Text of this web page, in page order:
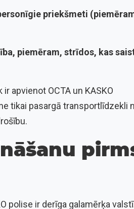
priekšmeti
piemēram, strīdos, kas
apvienot OCTA un KASKO
tikai pasargā transportlīdzekli
polise ir derīga galamērķa